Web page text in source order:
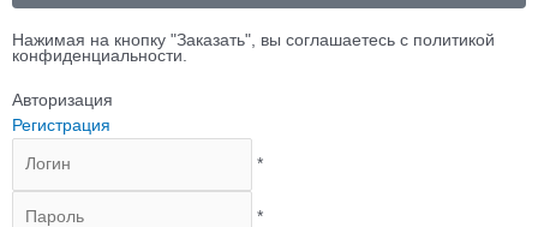
Нажимая на кнопку "Заказать", вы соглашаетесь с политикой
конфиденциальности.
Авторизация
Регистрация
*
*